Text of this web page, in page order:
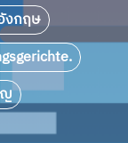
งกฤษ